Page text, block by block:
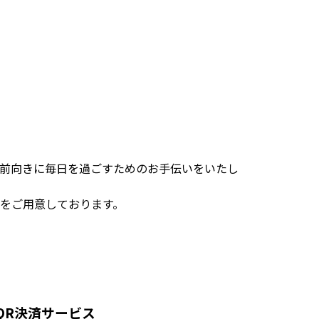
向きに毎日を過ごすためのお手伝いをいたし
用意しております。
決済サービス